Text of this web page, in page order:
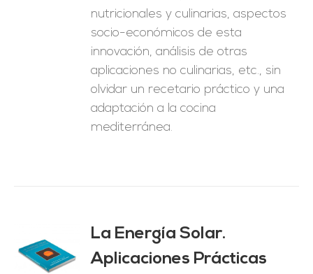
nutricionales y culinarias, aspectos
socio-económicos de esta
innovación, análisis de otras
aplicaciones no culinarias, etc., sin
olvidar un recetario práctico y una
adaptación a la cocina
mediterránea.
La Energía Solar.
Aplicaciones Prácticas